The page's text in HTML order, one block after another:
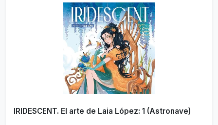
IRIDESCENT. El arte de Laia López: 1 (Astronave)